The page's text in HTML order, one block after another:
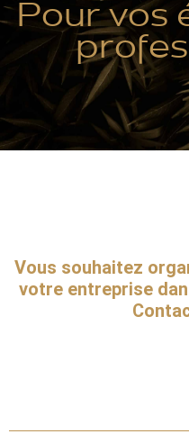
Pour vos
Vous souhaitez
votre entreprise